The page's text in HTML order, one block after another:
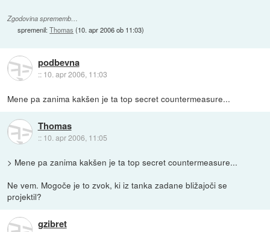
Zgodovina sprememb…
spremenil:Thomas (10. apr 2006 ob 11:03)
podbevna
:: 10. apr 2006, 11:03
Mene pa zanima kakšen je ta top secret countermeasure...
Thomas
:: 10. apr 2006, 11:05
> Mene pa zanima kakšen je ta top secret countermeasure...
Ne vem. Mogoče je to zvok, ki iz tanka zadane bližajoči se
projektil?
gzibret